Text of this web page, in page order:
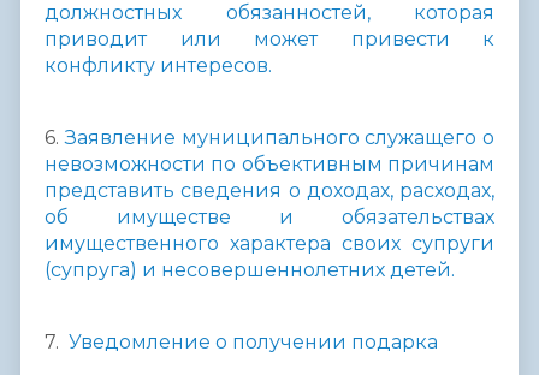
должностных обязанностей, которая
приводит или может привести к
конфликту интересов.
6.Заявление муниципального служащего о
невозможности по объективным причинам
представить сведения о доходах, расходах,
об имуществе и обязательствах
имущественного характера своих супруги
(супруга) и несовершеннолетних детей.
7. Уведомление о получении подарка